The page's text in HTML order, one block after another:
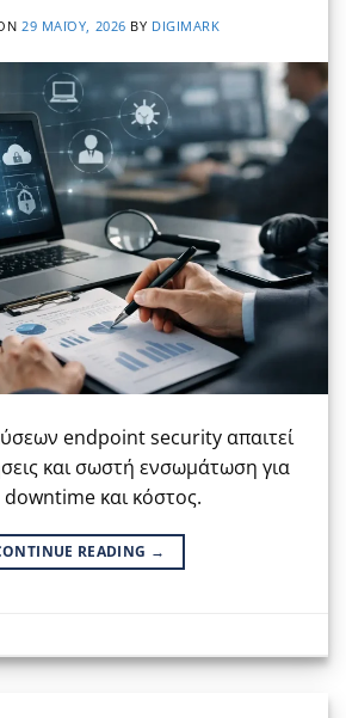
29 ΜΑΪ́ΟΥ, 2026 BY DIGIMARK
endpoint security απαιτεί
και σωστή ενσωμάτωση για
downtime και κόστος.
READING →